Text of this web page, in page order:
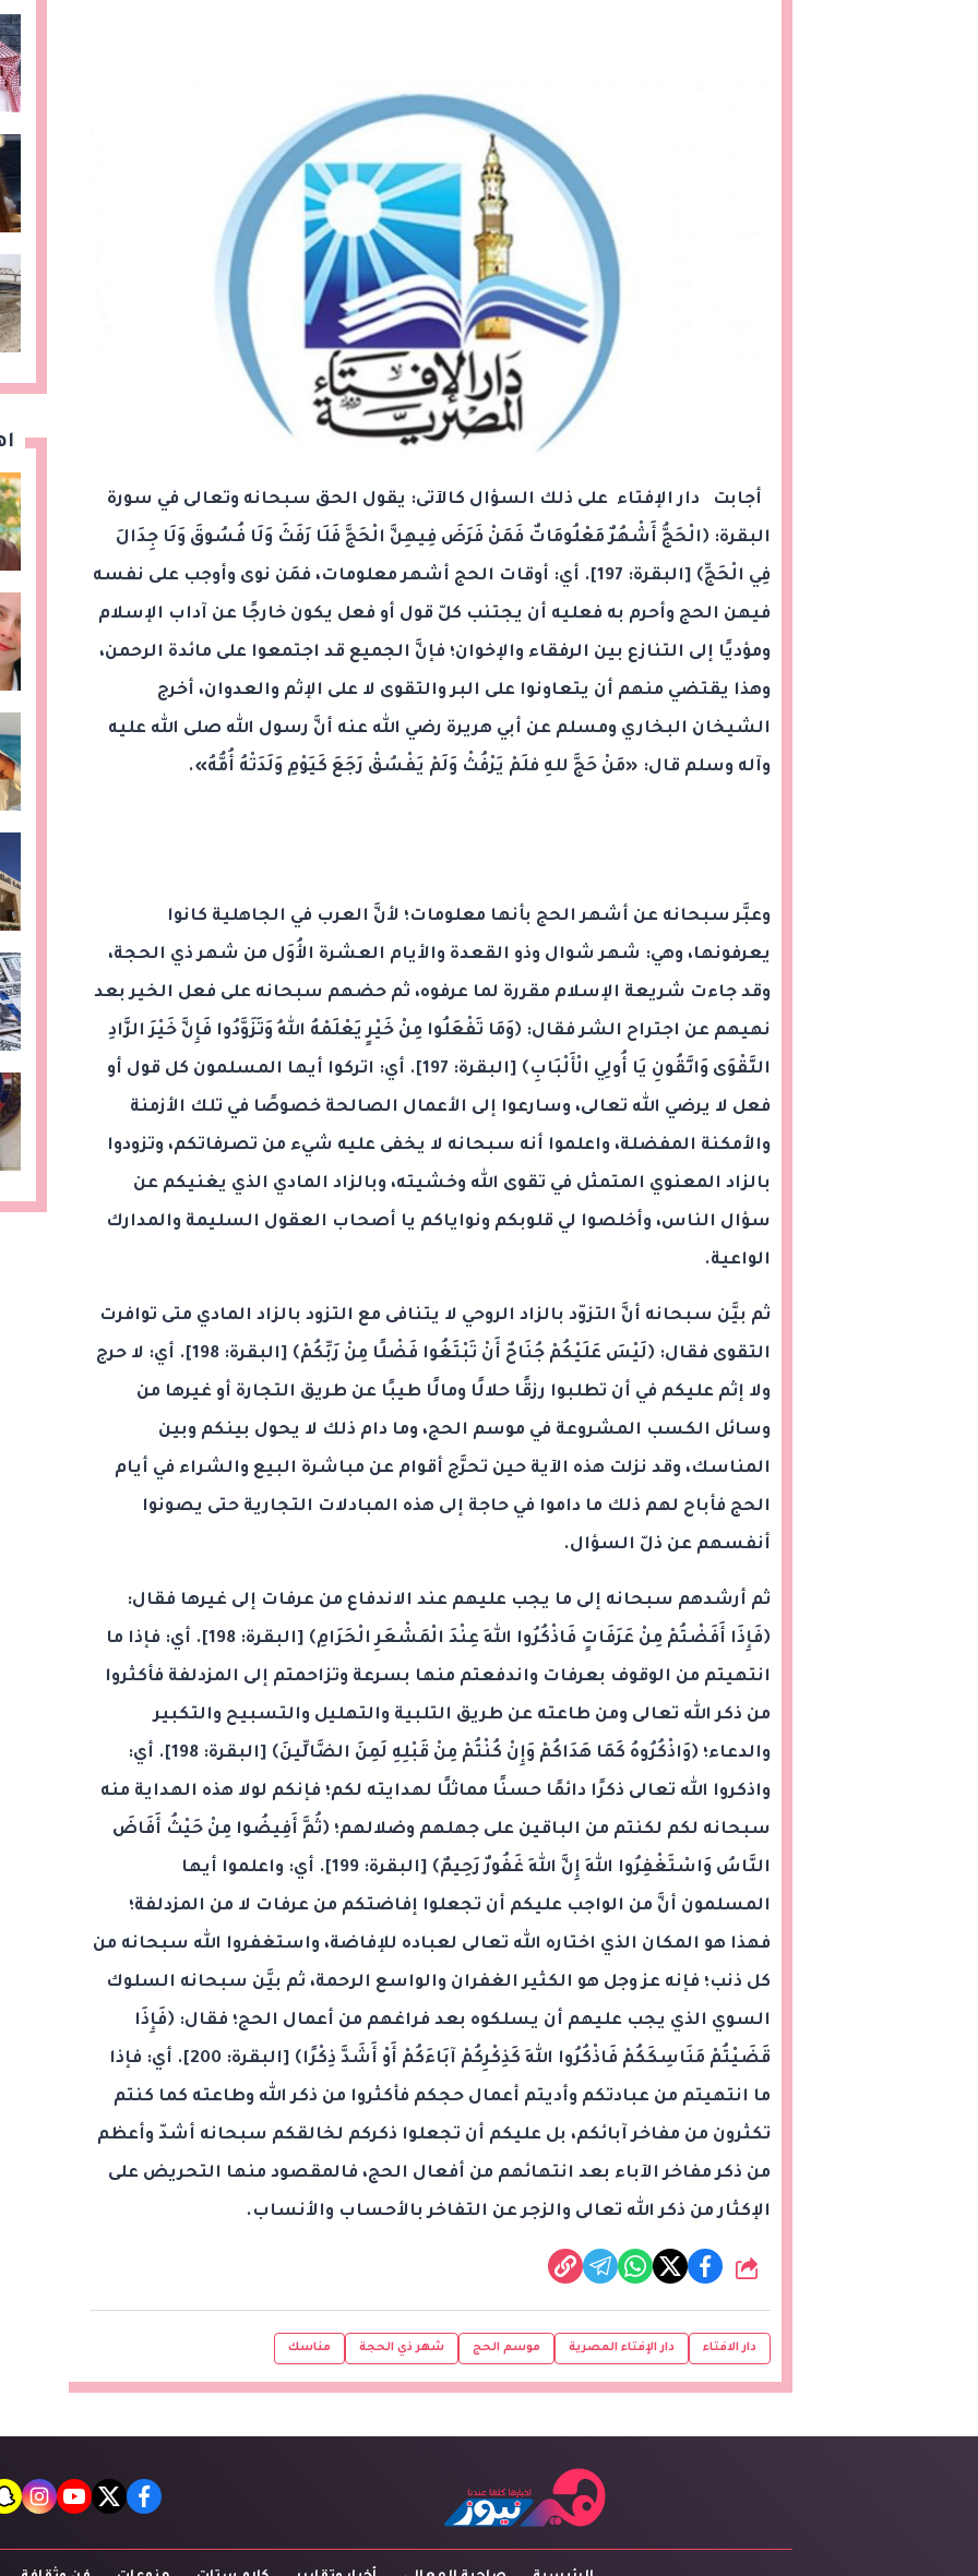
أجابت دار الإفتاء على ذلك السؤال كالآتى: يقول الحق سبحانه وتعالى في سورة
البقرة: ﴿الْحَجُّ أَشْهُرٌ مَعْلُومَاتٌ فَمَنْ فَرَضَ فِيهِنَّ الْحَجَّ فَلَا رَفَثَ وَلَا فُسُوقَ وَلَا جِدَالَ
فِي الْحَجِّ﴾ [البقرة: 197]. أي: أوقات الحج أشهر معلومات، فمَن نوى وأوجب على نفسه
فيهن الحج وأحرم به فعليه أن يجتنب كلّ قول أو فعل يكون خارجًا عن آداب الإسلام
ومؤديًا إلى التنازع بين الرفقاء والإخوان؛ فإنَّ الجميع قد اجتمعوا على مائدة الرحمن،
وهذا يقتضي منهم أن يتعاونوا على البر والتقوى لا على الإثم والعدوان، أخرج
الشيخان البخاري ومسلم عن أبي هريرة رضي الله عنه أنَّ رسول الله صلى الله عليه
وآله وسلم قال: «مَنْ حَجَّ للهِ فلَمْ يَرْفُثْ وَلَمْ يَفْسُقْ رَجَعَ كَيَوْمِ وَلَدَتْهُ أُمُّهُ».
وعبَّر سبحانه عن أشهر الحج بأنها معلومات؛ لأنَّ العرب في الجاهلية كانوا
يعرفونها، وهي: شهر شوال وذو القعدة والأيام العشرة الأُوَل من شهر ذي الحجة،
وقد جاءت شريعة الإسلام مقررة لما عرفوه، ثم حضهم سبحانه على فعل الخير بعد
نهيهم عن اجتراح الشر فقال: ﴿وَمَا تَفْعَلُوا مِنْ خَيْرٍ يَعْلَمْهُ اللهُ وَتَزَوَّدُوا فَإِنَّ خَيْرَ الزَّادِ
التَّقْوَى وَاتَّقُونِ يَا أُولِي الْأَلْبَابِ﴾ [البقرة: 197]. أي: اتركوا أيها المسلمون كل قول أو
فعل لا يرضي الله تعالى، وسارعوا إلى الأعمال الصالحة خصوصًا في تلك الأزمنة
والأمكنة المفضلة، واعلموا أنه سبحانه لا يخفى عليه شيء من تصرفاتكم، وتزودوا
بالزاد المعنوي المتمثل في تقوى الله وخشيته، وبالزاد المادي الذي يغنيكم عن
سؤال الناس، وأخلصوا لي قلوبكم ونواياكم يا أصحاب العقول السليمة والمدارك
الواعية.
ثم بيَّن سبحانه أنَّ التزوّد بالزاد الروحي لا يتنافى مع التزود بالزاد المادي متى توافرت
التقوى فقال: ﴿لَيْسَ عَلَيْكُمْ جُنَاحٌ أَنْ تَبْتَغُوا فَضْلًا مِنْ رَبِّكُمْ﴾ [البقرة: 198]. أي: لا حرج
ولا إثم عليكم في أن تطلبوا رزقًا حلالًا ومالًا طيبًا عن طريق التجارة أو غيرها من
وسائل الكسب المشروعة في موسم الحج، وما دام ذلك لا يحول بينكم وبين
المناسك، وقد نزلت هذه الآية حين تحرَّج أقوام عن مباشرة البيع والشراء في أيام
الحج فأباح لهم ذلك ما داموا في حاجة إلى هذه المبادلات التجارية حتى يصونوا
أنفسهم عن ذلّ السؤال.
ثم أرشدهم سبحانه إلى ما يجب عليهم عند الاندفاع من عرفات إلى غيرها فقال:
﴿فَإِذَا أَفَضْتُمْ مِنْ عَرَفَاتٍ فَاذْكُرُوا اللهَ عِنْدَ الْمَشْعَرِ الْحَرَامِ﴾ [البقرة: 198]. أي: فإذا ما
انتهيتم من الوقوف بعرفات واندفعتم منها بسرعة وتزاحمتم إلى المزدلفة فأكثروا
من ذكر الله تعالى ومن طاعته عن طريق التلبية والتهليل والتسبيح والتكبير
والدعاء؛ ﴿وَاذْكُرُوهُ كَمَا هَدَاكُمْ وَإِنْ كُنْتُمْ مِنْ قَبْلِهِ لَمِنَ الضَّالِّينَ﴾ [البقرة: 198]. أي:
واذكروا الله تعالى ذكرًا دائمًا حسنًا مماثلًا لهدايته لكم؛ فإنكم لولا هذه الهداية منه
سبحانه لكم لكنتم من الباقين على جهلهم وضلالهم؛ ﴿ثُمَّ أَفِيضُوا مِنْ حَيْثُ أَفَاضَ
النَّاسُ وَاسْتَغْفِرُوا اللهَ إِنَّ اللهَ غَفُورٌ رَحِيمٌ﴾ [البقرة: 199]. أي: واعلموا أيها
المسلمون أنَّ من الواجب عليكم أن تجعلوا إفاضتكم من عرفات لا من المزدلفة؛
فهذا هو المكان الذي اختاره الله تعالى لعباده للإفاضة، واستغفروا الله سبحانه من
كل ذنب؛ فإنه عز وجل هو الكثير الغفران والواسع الرحمة، ثم بيَّن سبحانه السلوك
السوي الذي يجب عليهم أن يسلكوه بعد فراغهم من أعمال الحج؛ فقال: ﴿فَإِذَا
قَضَيْتُمْ مَنَاسِكَكُمْ فَاذْكُرُوا اللهَ كَذِكْرِكُمْ آبَاءَكُمْ أَوْ أَشَدَّ ذِكْرًا﴾ [البقرة: 200]. أي: فإذا
ما انتهيتم من عبادتكم وأديتم أعمال حجكم فأكثروا من ذكر الله وطاعته كما كنتم
تكثرون من مفاخر آبائكم، بل عليكم أن تجعلوا ذكركم لخالقكم سبحانه أشدّ وأعظم
من ذكر مفاخر الآباء بعد انتهائهم من أفعال الحج، فالمقصود منها التحريض على
الإكثار من ذكر الله تعالى والزجر عن التفاخر بالأحساب والأنساب.
شارك
دار الافتاء دار الإفتاء المصرية موسم الحج شهر ذي الحجة مناسك
facebook
twitter
youtube